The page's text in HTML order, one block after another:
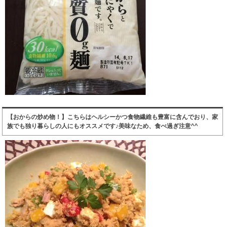
【おからの炒め物！】こちらはヘルシーかつ食物繊維も豊富に含んでおり、家
族でも独り暮らしの人にもオススメです♪美味なため、食べ過ぎ注意^^